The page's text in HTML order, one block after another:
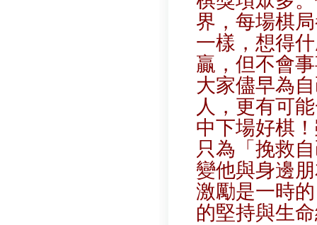
界，每場棋
一樣，想得
贏，但不會
大家儘早為
人，更有可
中下場好棋
只為「挽救
變他與身邊
激勵是一時
的堅持與生